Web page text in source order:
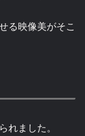
る映像美がそこ
ました。